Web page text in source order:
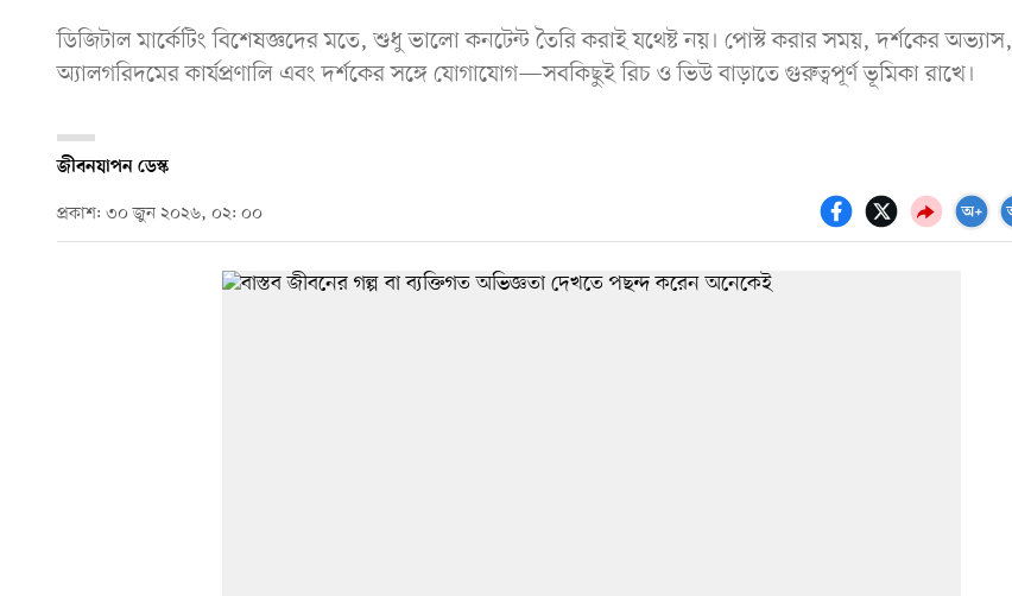
ডিজিটাল মার্কেটিং বিশেষজ্ঞদের মতে, শুধু ভালো কনটেন্ট তৈরি করাই যথেষ্ট নয়। পোস্ট করার সময়, দর্শকের অভ্যাস,
অ্যালগরিদমের কার্যপ্রণালি এবং দর্শকের সঙ্গে যোগাযোগ—সবকিছুই রিচ ও ভিউ বাড়াতে গুরুত্বপূর্ণ ভূমিকা রাখে।
জীবনযাপন ডেস্ক
প্রকাশ: ৩০ জুন ২০২৬, ০২: ০০